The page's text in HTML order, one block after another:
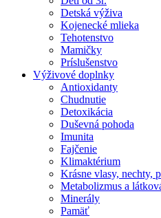
Detská výživa
Kojenecké mlieka
Tehotenstvo
Mamičky
Príslušenstvo
Výživové doplnky
Antioxidanty
Chudnutie
Detoxikácia
Duševná pohoda
Imunita
Fajčenie
Klimaktérium
Krásne vlasy, nechty,
Metabolizmus a
Minerály
Pamäť